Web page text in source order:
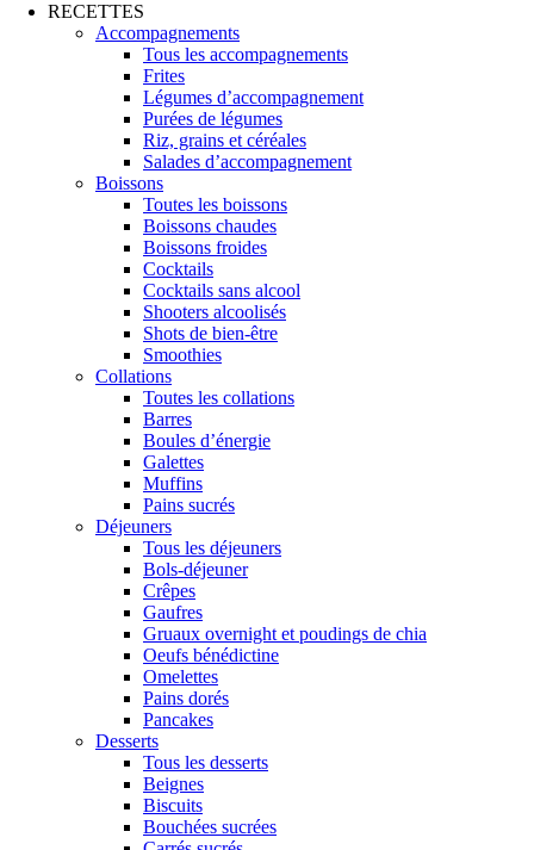
RECETTES
Accompagnements
Tous les accompagnements
Frites
Légumes d’accompagnement
Purées de légumes
Riz, grains et céréales
Salades d’accompagnement
Boissons
Toutes les boissons
Boissons chaudes
Boissons froides
Cocktails
Cocktails sans alcool
Shooters alcoolisés
Shots de bien-être
Smoothies
Collations
Toutes les collations
Barres
Boules d’énergie
Galettes
Muffins
Pains sucrés
Déjeuners
Tous les déjeuners
Bols-déjeuner
Crêpes
Gaufres
Gruaux overnight et poudings de chia
Oeufs bénédictine
Omelettes
Pains dorés
Pancakes
Desserts
Tous les desserts
Beignes
Biscuits
Bouchées sucrées